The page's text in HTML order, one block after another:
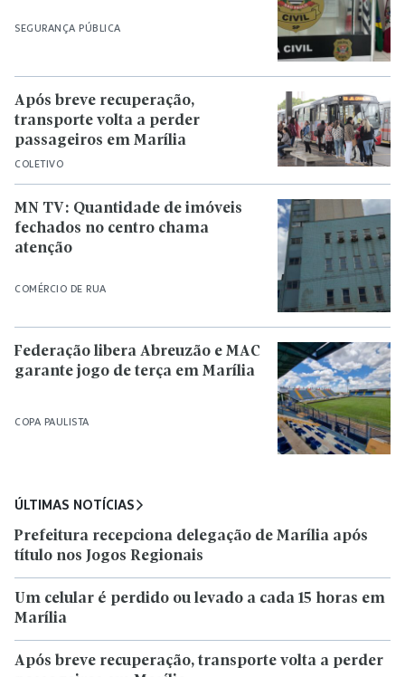
SEGURANÇA PÚBLICA
COLETIVO
Após breve recuperação,
transporte volta a perder
passageiros em Marília
COMÉRCIO DE RUA
MN TV: Quantidade de imóveis
fechados no centro chama
atenção
COPA PAULISTA
Federação libera Abreuzão e MAC
garante jogo de terça em Marília
ÚLTIMAS NOTÍCIAS
Prefeitura recepciona delegação de Marília após
título nos Jogos Regionais
Um celular é perdido ou levado a cada 15 horas em
Marília
Após breve recuperação, transporte volta a perder